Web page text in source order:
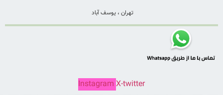
تهران ، یوسف آباد
Instagram X-twitter